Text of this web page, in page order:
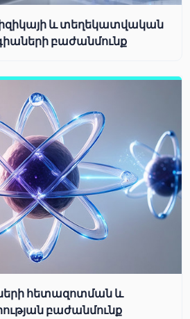
և տեղեկատվական
բաժանմունք
հետազոտման և
բաժանմունք